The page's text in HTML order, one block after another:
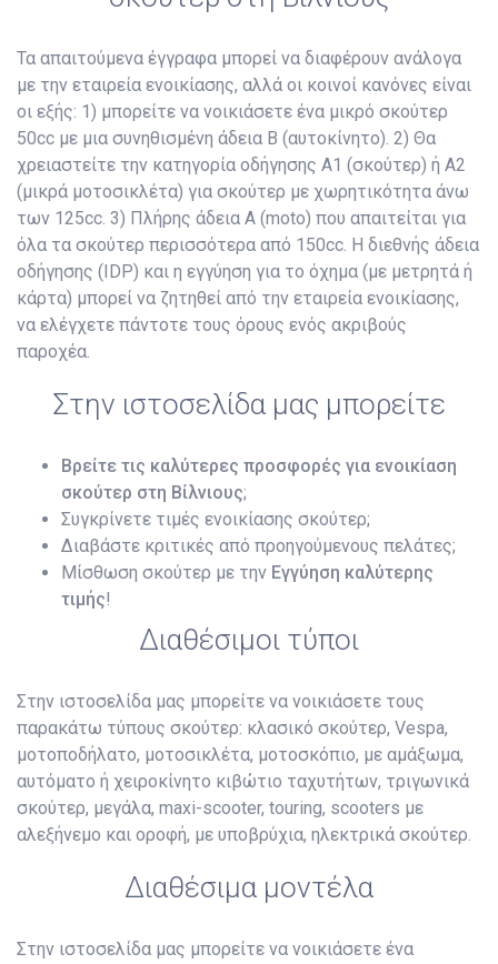
Τα απαιτούμενα έγγραφα μπορεί να διαφέρουν ανάλογα
με την εταιρεία ενοικίασης, αλλά οι κοινοί κανόνες είναι
οι εξής: 1) μπορείτε να νοικιάσετε ένα μικρό σκούτερ
50cc με μια συνηθισμένη άδεια B (αυτοκίνητο). 2) Θα
χρειαστείτε την κατηγορία οδήγησης A1 (σκούτερ) ή A2
(μικρά μοτοσικλέτα) για σκούτερ με χωρητικότητα άνω
των 125cc. 3) Πλήρης άδεια A (moto) που απαιτείται για
όλα τα σκούτερ περισσότερα από 150cc. Η διεθνής άδεια
οδήγησης (IDP) και η εγγύηση για το όχημα (με μετρητά ή
κάρτα) μπορεί να ζητηθεί από την εταιρεία ενοικίασης,
να ελέγχετε πάντοτε τους όρους ενός ακριβούς
παροχέα.
Στην ιστοσελίδα μας μπορείτε
Βρείτε τις καλύτερες προσφορές για ενοικίαση
σκούτερ στη Βίλνιους;
Συγκρίνετε τιμές ενοικίασης σκούτερ;
Διαβάστε κριτικές από προηγούμενους πελάτες;
Μίσθωση σκούτερ με την Εγγύηση καλύτερης
τιμής!
Διαθέσιμοι τύποι
Στην ιστοσελίδα μας μπορείτε να νοικιάσετε τους
παρακάτω τύπους σκούτερ: κλασικό σκούτερ, Vespa,
μοτοποδήλατο, μοτοσικλέτα, μοτοσκόπιο, με αμάξωμα,
αυτόματο ή χειροκίνητο κιβώτιο ταχυτήτων, τριγωνικά
σκούτερ, μεγάλα, maxi-scooter, touring, scooters με
αλεξήνεμο και οροφή, με υποβρύχια, ηλεκτρικά σκούτερ.
Διαθέσιμα μοντέλα
Στην ιστοσελίδα μας μπορείτε να νοικιάσετε ένα